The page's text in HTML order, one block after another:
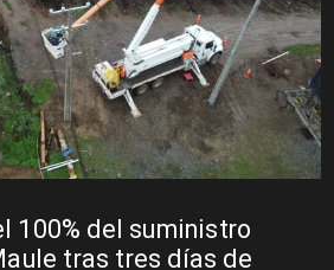
100% del suministro
tras tres días de